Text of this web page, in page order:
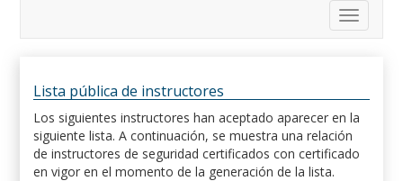
Lista pública de instructores
Los siguientes instructores han aceptado aparecer en la
siguiente lista. A continuación, se muestra una relación
de instructores de seguridad certificados con certificado
en vigor en el momento de la generación de la lista.